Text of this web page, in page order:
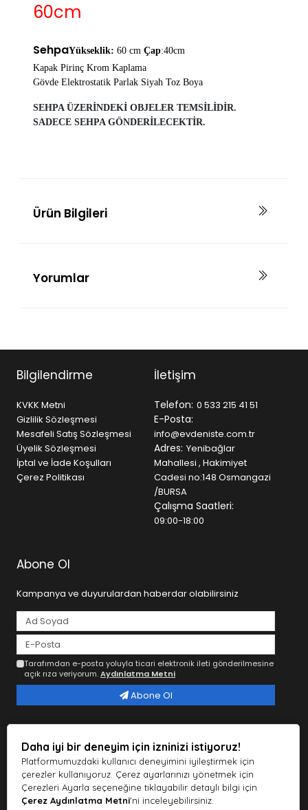
Daha iyi bir deneyim için izninizi istiyoruz!
Platformumuzdaki kullanıcı deneyimini iyileştirmek için
çerezler kullanıyoruz. Çerez ayarlarınızı yönetmek için
Çerezleri Ayarla seçeneğine tıklayabilir detaylı bilgi için
Çerez Aydınlatma Metni'ni inceleyebilirsiniz.
60cm
SehpaYükseklik: 60 cm Çap:40cm
Kapak Pirinç Krom Kaplama
Gövde Elektrostatik Parlak Siyah Toz Boya
SEHPA ÜZERİNDEKİ OBJELER TEMSİLİDİR.
SADECE SEHPA GÖNDERİLECEKTİR.
Ürün Bilgileri
Yorumlar
Bilgilendirme
KVKK Metni
Gizlilik Sözleşmesi
Mesafeli Satış Sözleşmesi
Üyelik Sözleşmesi
İptal ve İade Koşulları
Çerez Politikası
İletişim
Telefon: 0 533 215 41 51
E-Posta:
info@evdeniste.com.tr
Adres: Yenibağlar
Mahallesi , Hakimiyet
Cadesi no:148 Osmangazi
/BURSA
Çalışma Saatleri:
09:00-18:00
Abone Ol
Kampanya ve duyurulardan haberdar olabilirsiniz
Tarafımdan e-posta yoluyla ticari elektronik ileti gönderilmesine
açık rıza veriyorum.Aydınlatma Metni
Abone Ol